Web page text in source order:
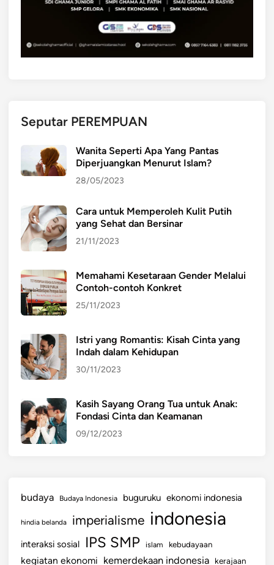
Seputar PEREMPUAN
Wanita Seperti Apa Yang Pantas
Diperjuangkan Menurut Islam?
28/05/2023
Cara untuk Memperoleh Kulit Putih
yang Sehat dan Bersinar
21/11/2023
Memahami Kesetaraan Gender Melalui
Contoh-contoh Konkret
25/11/2023
Istri yang Romantis: Kisah Cinta yang
Indah dalam Kehidupan
30/11/2023
Kasih Sayang Orang Tua untuk Anak:
Fondasi Cinta dan Keamanan
09/12/2023
budaya Budaya Indonesia buguruku ekonomi indonesia
hindia belanda imperialisme indonesia
interaksi sosial IPS SMP islam kebudayaan
kegiatan ekonomi kemerdekaan indonesia kerajaan